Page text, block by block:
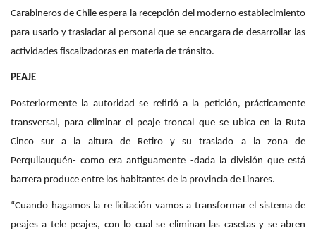
Carabineros de Chile espera la recepción del moderno establecimiento
para usarlo y trasladar al personal que se encargara de desarrollar las
actividades fiscalizadoras en materia de tránsito.
PEAJE
Posteriormente la autoridad se refirió a la petición, prácticamente
transversal, para eliminar el peaje troncal que se ubica en la Ruta
Cinco sur a la altura de Retiro y su traslado a la zona de
Perquilauquén- como era antiguamente -dada la división que está
barrera produce entre los habitantes de la provincia de Linares.
“Cuando hagamos la re licitación vamos a transformar el sistema de
peajes a tele peajes, con lo cual se eliminan las casetas y se abren